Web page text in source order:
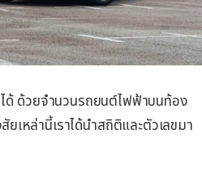
ด้ ด้วยจำนวนรถยนต์ไฟฟ้าบนท้อง
เหล่านี้เราได้นำสถิติและตัวเลขมา